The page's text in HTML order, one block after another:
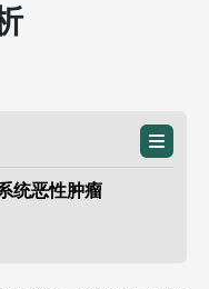
统恶性肿瘤